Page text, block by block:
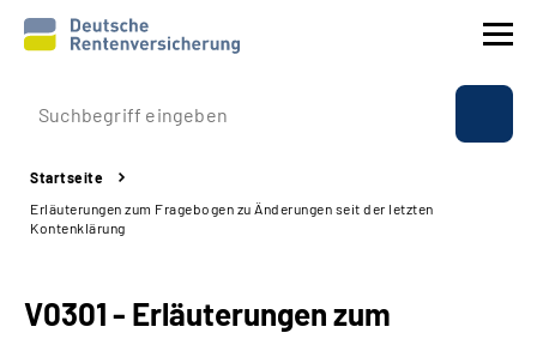
Prävention
Reha
Beratung & Kontakt
Startseite
Erläuterungen zum Fragebogen zu Änderungen seit der letzten
Kontenklärung
V0301 - Erläuterungen zum